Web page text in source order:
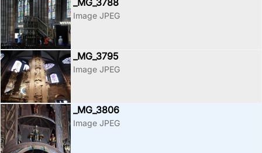
Image JPEG
_MG_3795
Image JPEG
_MG_3806
Image JPEG